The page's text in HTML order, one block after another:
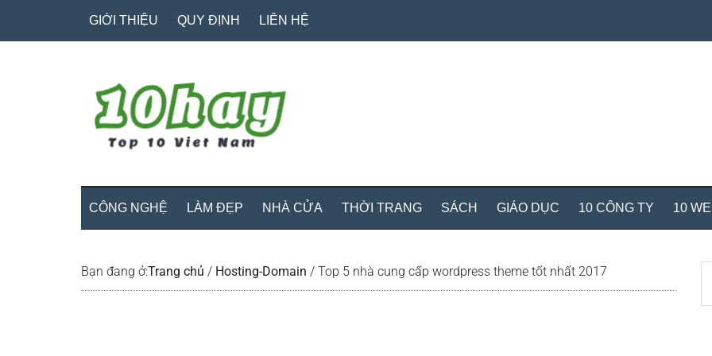
GIỚI THIỆU QUY ĐỊNH LIÊN HỆ
CÔNG NGHỆ LÀM ĐẸP NHÀ CỬA THỜI TRANG SÁCH GIÁO DỤC 10 CÔNG TY 10
Bạn đang ở:Trang chủ / Hosting-Domain / Top 5 nhà cung cấp wordpress theme tốt nhất 2017